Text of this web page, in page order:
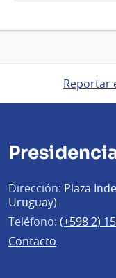
Reportar
Dirección: Plaza
Uruguay)
Teléfono: (+598 2)
Contacto